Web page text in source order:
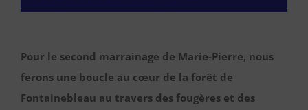
Pour le second marrainage de Marie-Pierre, nous
ferons une boucle au cœur de la forêt de
Fontainebleau au travers des fougères et des